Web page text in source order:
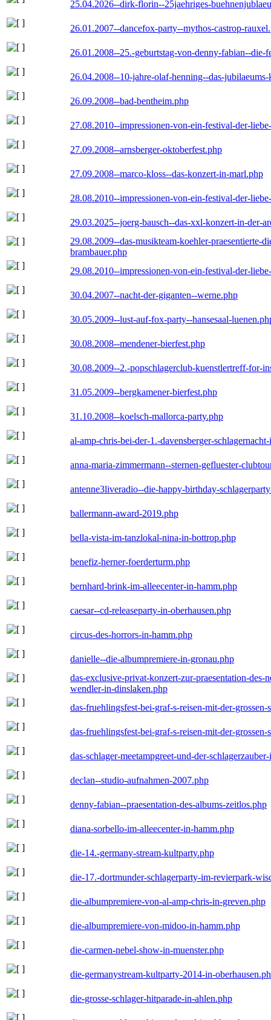
25.04.2026--dirk-florin--25jaehriges-
26.01.2007--dancefox-party--mythos-castrop-
26.01.2008--25.-geburtstag-von-denny-fabian--die-
26.04.2008--10-jahre-olaf-henning--das-
26.09.2008--bad-bentheim.php
27.08.2010--impressionen-von-ein-festival-der-
27.09.2008--arnsberger-oktoberfest.php
27.09.2008--marco-kloss--das-konzert-in-marl.php
28.08.2010--impressionen-von-ein-festival-der-
29.03.2025--joerg-bausch--das-xxl-konzert-in-der-
29.08.2009--das-musikteam-koehler-praesentierte-
brambauer.php
29.08.2010--impressionen-von-ein-festival-der-
30.04.2007--nacht-der-giganten--werne.php
30.05.2009--lust-auf-fox-party--hansesaal-
30.08.2008--mendener-bierfest.php
30.08.2009--2.-popschlagerclub-kuenstlertreff-for-
31.05.2009--bergkamener-bierfest.php
31.10.2008--koelsch-mallorca-party.php
al-amp-chris-bei-der-1.-davensberger-
anna-maria-zimmermann--sternen-gefluester-
antenne3liveradio--die-happy-birthday-
ballermann-award-2019.php
bella-vista-im-tanzlokal-nina-in-bottrop.php
benefiz-herner-foerderturm.php
bernhard-brink-im-alleecenter-in-hamm.php
caesar--cd-releaseparty-in-oberhausen.php
circus-des-horrors-in-hamm.php
danielle--die-albumpremiere-in-gronau.php
das-exclusive-privat-konzert-zur-praesentation-
wendler-in-dinslaken.php
das-fruehlingsfest-bei-graf-s-reisen-mit-der-
das-fruehlingsfest-bei-graf-s-reisen-mit-der-
das-schlager-meetampgreet-und-der-
declan--studio-aufnahmen-2007.php
denny-fabian--praesentation-des-albums-zeitlos.php
diana-sorbello-im-alleecenter-in-hamm.php
die-14.-germany-stream-kultparty.php
die-17.-dortmunder-schlagerparty-im-revierpark-
die-albumpremiere-von-al-amp-chris-in-greven.php
die-albumpremiere-von-midoo-in-hamm.php
die-carmen-nebel-show-in-muenster.php
die-germanystream-kultparty-2014-in-
die-grosse-schlager-hitparade-in-ahlen.php